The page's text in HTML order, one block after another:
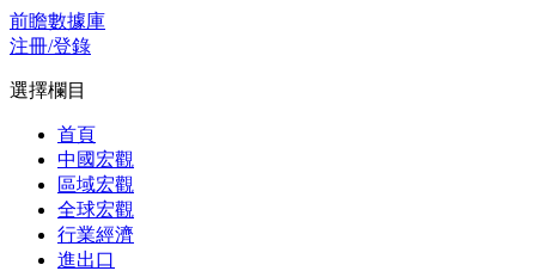
前瞻數據庫
注冊/登錄
選擇欄目
首頁
中國宏觀
區域宏觀
全球宏觀
行業經濟
進出口